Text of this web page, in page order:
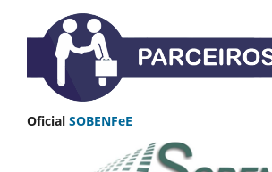
Oficial SOBENFeE